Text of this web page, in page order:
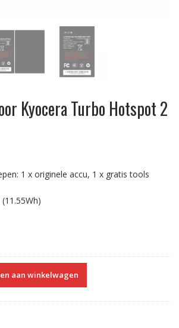
Kyocera Turbo Hotspot 2
1 x originele accu, 1 x gratis tools
aan winkelwagen